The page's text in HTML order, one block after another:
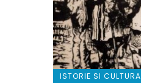
ISTORIE SI CULTURA